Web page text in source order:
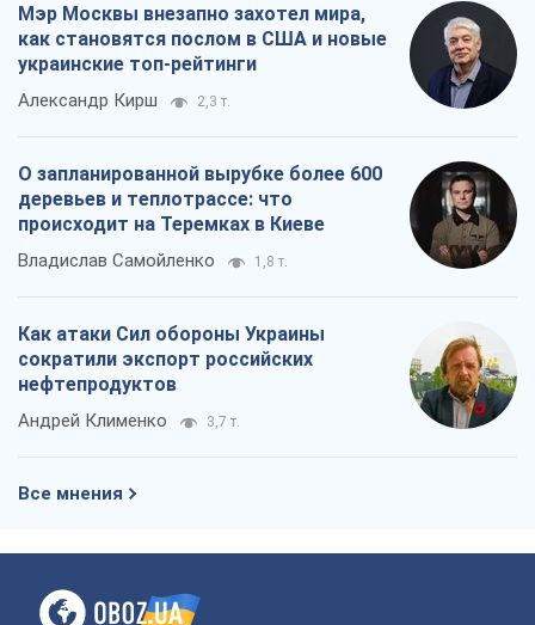
Мэр Москвы внезапно захотел мира,
как становятся послом в США и новые
украинские топ-рейтинги
Александр Кирш 2,3 т.
О запланированной вырубке более 600
деревьев и теплотрассе: что
происходит на Теремках в Киеве
Владислав Самойленко 1,8 т.
Как атаки Сил обороны Украины
сократили экспорт российских
нефтепродуктов
Андрей Клименко 3,7 т.
Все мнения